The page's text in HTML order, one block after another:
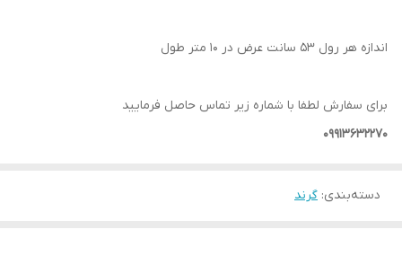
اندازه هر رول 53 سانت عرض در 10 متر طول
برای سفارش لطفا با شماره زیر تماس حاصل فرمایید
09913632270
دسته‌بندی: گرند